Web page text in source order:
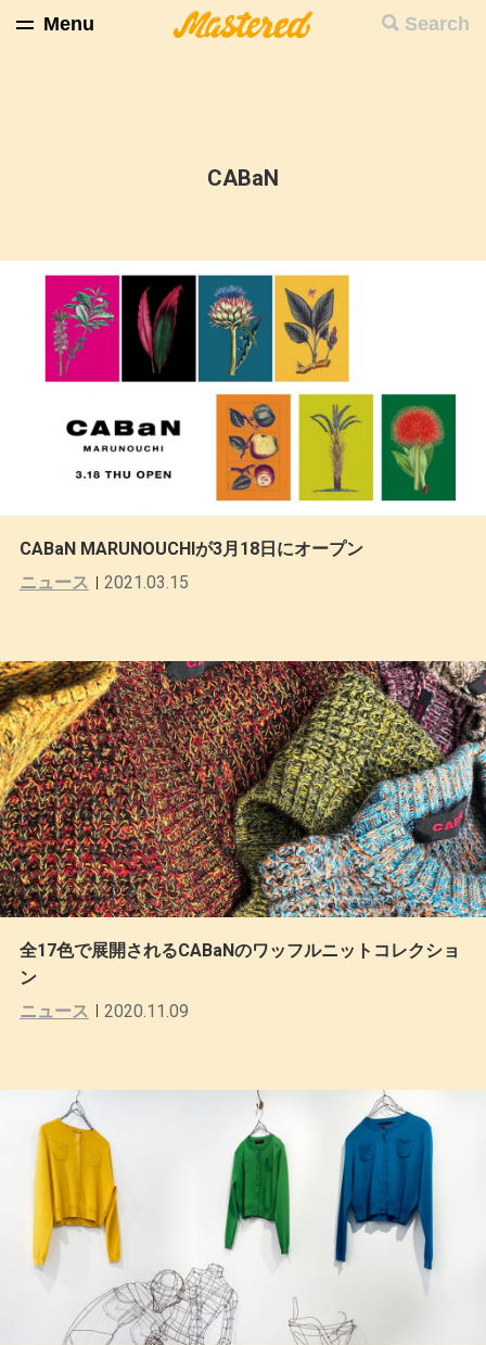
Search
Menu
CABaN
CABaN MARUNOUCHIが3月18日にオープン
ニュース
2021.03.15
全17色で展開されるCABaNのワッフルニットコレクショ
ン
ニュース
2020.11.09